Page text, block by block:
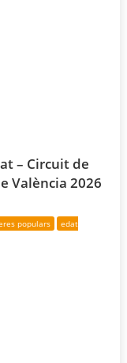
– Circuit de
València 2026
populars
edat